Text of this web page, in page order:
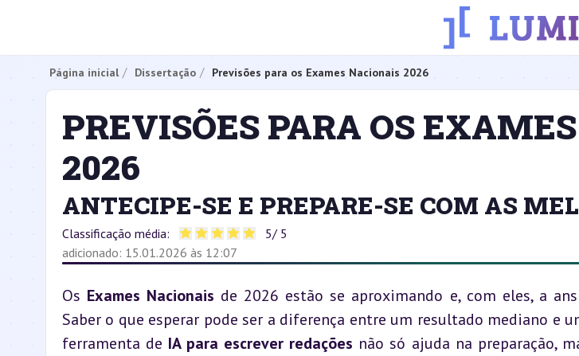
Página inicial Dissertação Previsões para os Exames Nacionais 2026
PREVISÕES PARA OS
2026
ANTECIPE-SE E PREPARE-SE COM AS
Classificação média: 5/ 5
adicionado: 15.01.2026 às 12:07
Os Exames Nacionais de 2026 estão se aproximando e, com eles, a
Saber o que esperar pode ser a diferença entre um resultado mediano e
ferramenta de IA para escrever redações não só ajuda na preparação,